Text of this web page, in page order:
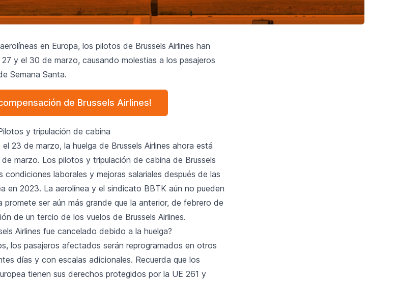
en Europa, los pilotos de Brussels Airlines han
y el 30 de marzo, causando molestias a los pasajeros
Semana Santa.
de Brussels Airlines!
y tripulación de cabina
23 de marzo, la huelga de Brussels Airlines ahora está
marzo. Los pilotos y tripulación de cabina de Brussels
condiciones laborales y mejoras salariales después de las
en 2023. La aerolínea y el sindicato BBTK aún no pueden
promete ser aún más grande que la anterior, de febrero de
de un tercio de los vuelos de Brussels Airlines.
Airlines fue cancelado debido a la huelga?
los pasajeros afectados serán reprogramados en otros
días y con escalas adicionales. Recuerda que los
tienen sus derechos protegidos por la UE 261 y